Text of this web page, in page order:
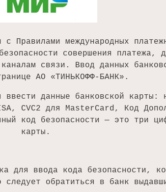
с Правилами международных
совершения платежа,
связи. Ввод данных
АО «ТИНЬКОФФ-БАНК».
ввести данные банковской
CVC2 для MasterCard, Код
код безопасности — это три
карты.
для ввода кода безопасности,
обратиться в банк